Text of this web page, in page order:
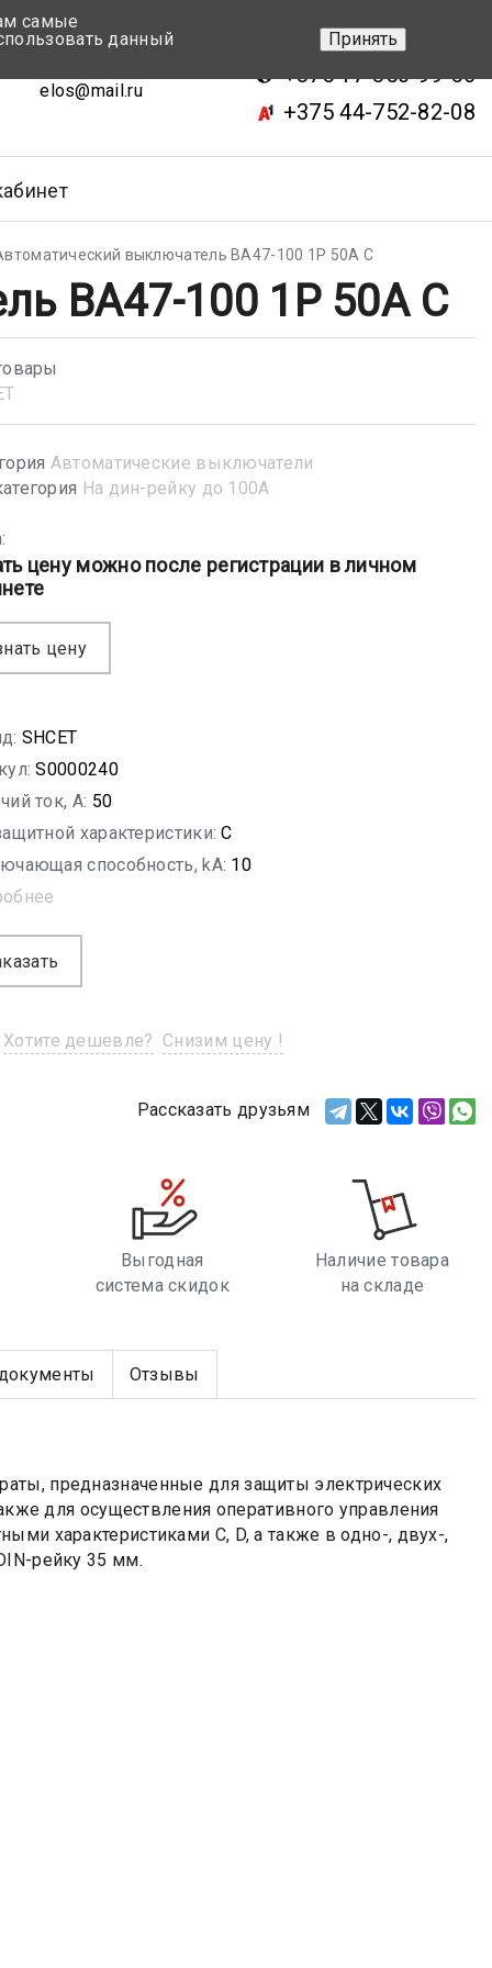
elos@mail.ru
+375 17-343-46-70
+375 17-350-99-56
+375 44-752-82-08
выключатель ВА47-100 1Р 50А С
ВА47-100 1Р 50А С
Автоматические выключатели
На дин-рейку до 100А
цену можно после регистрации в личном
цену
SHСET
S0000240
ток, A: 50
характеристики: C
способность, kA: 10
Хотите дешевле? Снизим цену !
Рассказать друзьям
Выгодная
система скидок
Наличие товара
на складе
Отзывы
предназначенные для защиты электрических
для осуществления оперативного управления
характеристиками С, D, а также в одно-, двух-,
рейку 35 мм.
самые
данный
Принять